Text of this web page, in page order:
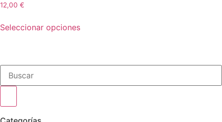
12,00 €
Seleccionar opciones